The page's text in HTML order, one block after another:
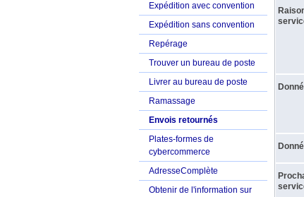
Expédition avec convention
Expédition sans convention
Repérage
Trouver un bureau de poste
Livrer au bureau de poste
Ramassage
Envois retournés
Plates-formes de
cybercommerce
AdresseComplète
Obtenir de l'information sur